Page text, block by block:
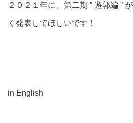
２０２１年に、第二期 ” 遊郭編 ”
く発表してほしいです！
in English